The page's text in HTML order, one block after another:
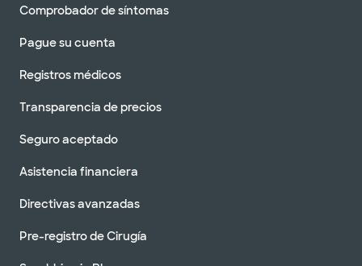
Comprobador de síntomas
Pague su cuenta
Registros médicos
Transparencia de precios
Seguro aceptado
Asistencia financiera
Directivas avanzadas
Pre-registro de Cirugía